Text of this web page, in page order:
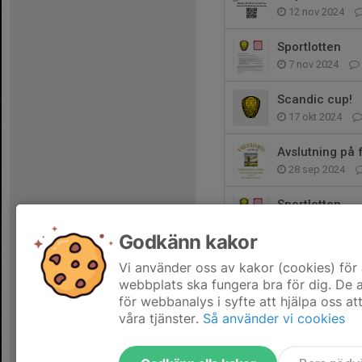
12 nov 2024
Sportlotten
7 nov 2024
Scandic cup!
17 okt 2024
Avslutning på
28 sep 2024
Sportlotten
14 sep 2024
Godkänn kakor
Vi använder oss av kakor (cookies)
webbplats ska fungera bra för dig. De
för webbanalys i syfte att hjälpa oss
våra tjänster. Så använder vi cookies